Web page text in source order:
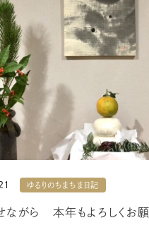
ゆるりのちまちま日記
ながら 本年もよろしくお願